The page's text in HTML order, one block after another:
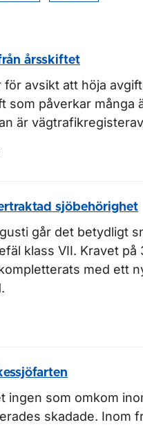
årsskiftet
avsikt att höja
som påverkar många
är
sjöbehörighet
går det betydligt
klass VII. Kravet på
med ett
ingen som omkom
skadade. Inom